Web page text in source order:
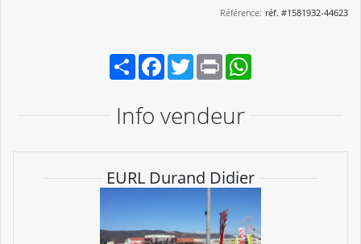
Référence: réf. #1581932-44623
PartagerFacebook
TwitterPrint
Info vendeur
EURL Durand Didier